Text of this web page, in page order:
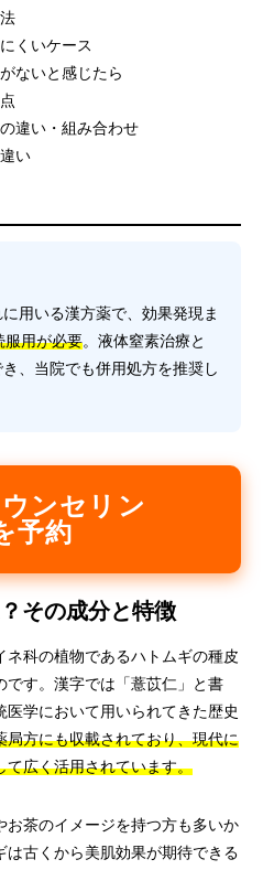
くいケース
ないと感じたら
違い・組み合わせ
い
用いる漢方薬で、効果発現ま
服用が必要。液体窒素治療と
き、当院でも併用処方を推奨し
ンセリン
予約
その成分と特徴
ネ科の植物であるハトムギの種皮
です。漢字では「薏苡仁」と書
医学において用いられてきた歴史
局方にも収載されており、現代に
て広く活用されています。
茶のイメージを持つ方も多いか
は古くから美肌効果が期待できる